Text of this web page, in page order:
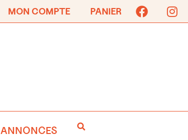
MON COMPTE PANIER
ANNONCES